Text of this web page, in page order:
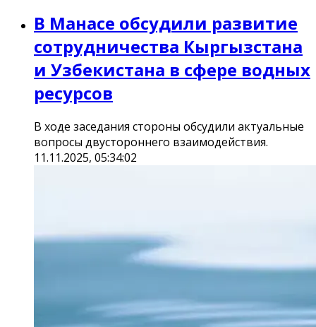
В Манасе обсудили развитие
сотрудничества Кыргызстана
и Узбекистана в сфере водных
ресурсов
В ходе заседания стороны обсудили актуальные
вопросы двустороннего взаимодействия.
11.11.2025, 05:34:02